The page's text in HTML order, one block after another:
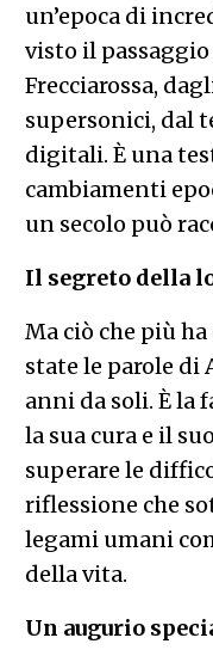
un’epoca di
visto il
Frecciarossa,
supersonici, dal
digitali. È una
cambiamenti
un secolo può
Il segreto della
Ma ciò che più
state le parole di
anni da soli. È la
la sua cura e il
superare le
riflessione che
legami umani
della vita.
Un augurio